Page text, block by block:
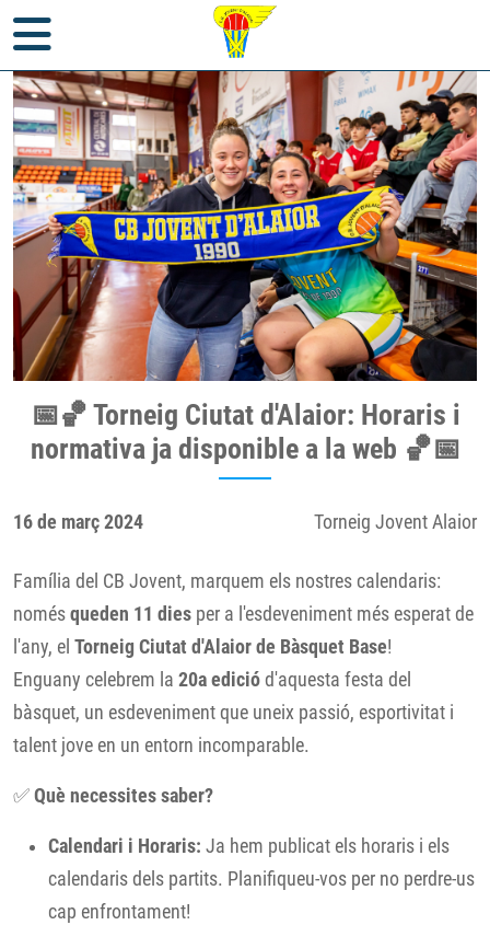
Notícies
d'Alaior: Horaris i normativa ja disponible a la web 🏀📅
📅🏀 Torneig Ciutat d'Alaior: Horaris i
normativa ja disponible a la web 🏀📅
16 de març 2024 Torneig Jovent Alaior
Família del CB Jovent, marquem els nostres calendaris:
només queden 11 dies per a l'esdeveniment més esperat de
l'any, el Torneig Ciutat d'Alaior de Bàsquet Base!
Enguany celebrem la 20a edició d'aquesta festa del
bàsquet, un esdeveniment que uneix passió, esportivitat i
talent jove en un entorn incomparable.
✅ Què necessites saber?
Calendari i Horaris: Ja hem publicat els horaris i els
calendaris dels partits. Planifiqueu-vos per no perdre-us
cap enfrontament!